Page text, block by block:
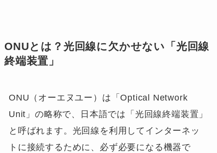
ONUとは？光回線に欠かせない「光回線
終端装置」
ONU（オーエヌユー）は「Optical Network
Unit」の略称で、日本語では「光回線終端装置」
と呼ばれます。光回線を利用してインターネッ
トに接続するために、必ず必要になる機器で